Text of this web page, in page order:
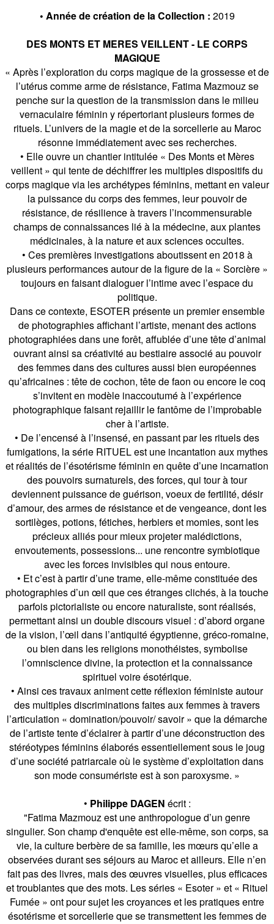
• Année de création de la Collection : 2019
DES MONTS ET MERES VEILLENT - LE CORPS
MAGIQUE
« Après l’exploration du corps magique de la grossesse et de
l’utérus comme arme de résistance, Fatima Mazmouz se
penche sur la question de la transmission dans le milieu
vernaculaire féminin y répertoriant plusieurs formes de
rituels. L’univers de la magie et de la sorcellerie au Maroc
résonne immédiatement avec ses recherches.
• Elle ouvre un chantier intitulée « Des Monts et Mères
veillent » qui tente de déchiffrer les multiples dispositifs du
corps magique via les archétypes féminins, mettant en valeur
la puissance du corps des femmes, leur pouvoir de
résistance, de résilience à travers l’incommensurable
champs de connaissances lié à la médecine, aux plantes
médicinales, à la nature et aux sciences occultes.
• Ces premières investigations aboutissent en 2018 à
plusieurs performances autour de la figure de la « Sorcière »
toujours en faisant dialoguer l’intime avec l’espace du
politique.
Dans ce contexte, ESOTER présente un premier ensemble
de photographies affichant l’artiste, menant des actions
photographiées dans une forêt, affublée d’une tête d’animal
ouvrant ainsi sa créativité au bestiaire associé au pouvoir
des femmes dans des cultures aussi bien européennes
qu’africaines : tête de cochon, tête de faon ou encore le coq
s’invitent en modèle inaccoutumé à l’expérience
photographique faisant rejaillir le fantôme de l’improbable
cher à l’artiste.
• De l’encensé à l’insensé, en passant par les rituels des
fumigations, la série RITUEL est une incantation aux mythes
et réalités de l’ésotérisme féminin en quête d’une incarnation
des pouvoirs surnaturels, des forces, qui tour à tour
deviennent puissance de guérison, voeux de fertilité, désir
d’amour, des armes de résistance et de vengeance, dont les
sortilèges, potions, fétiches, herbiers et momies, sont les
précieux alliés pour mieux projeter malédictions,
envoutements, possessions... une rencontre symbiotique
avec les forces invisibles qui nous entoure.
• Et c’est à partir d’une trame, elle-même constituée des
photographies d’un œil que ces étranges clichés, à la touche
parfois pictorialiste ou encore naturaliste, sont réalisés,
permettant ainsi un double discours visuel : d’abord organe
de la vision, l’œil dans l’antiquité égyptienne, gréco-romaine,
ou bien dans les religions monothéistes, symbolise
l’omniscience divine, la protection et la connaissance
spirituel voire ésotérique.
• Ainsi ces travaux animent cette réflexion féministe autour
des multiples discriminations faites aux femmes à travers
l’articulation « domination/pouvoir/ savoir » que la démarche
de l’artiste tente d’éclairer à partir d’une déconstruction des
stéréotypes féminins élaborés essentiellement sous le joug
d’une société patriarcale où le système d’exploitation dans
son mode consumériste est à son paroxysme. »
• Philippe DAGEN écrit :
"Fatima Mazmouz est une anthropologue d’un genre
singulier. Son champ d'enquête est elle-même, son corps, sa
vie, la culture berbère de sa famille, les mœurs qu’elle a
observées durant ses séjours au Maroc et ailleurs. Elle n’en
fait pas des livres, mais des œuvres visuelles, plus efficaces
et troublantes que des mots. Les séries « Esoter » et « Rituel
Fumée » ont pour sujet les croyances et les pratiques entre
ésotérisme et sorcellerie que se transmettent les femmes de